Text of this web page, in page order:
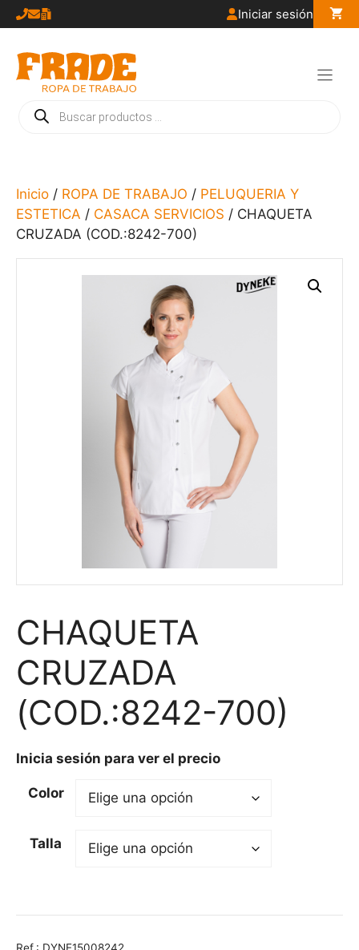
Saltar
al
contenido
Iniciar sesión
Búsqueda
de
Inicio / ROPA DE TRABAJO / PELUQUERIA Y
ESTETICA / CASACA SERVICIOS / CHAQUETA
CRUZADA (COD.:8242-700)
CHAQUETA
CRUZADA
(COD.:8242-700)
Inicia sesión para ver el precio
Color
Talla